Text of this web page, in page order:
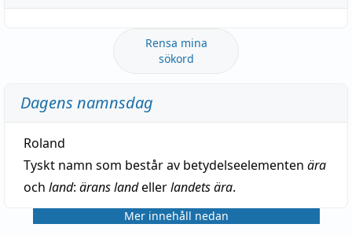
Rensa mina
sökord
Dagens namnsdag
Roland
Tyskt namn som består av betydelseelementen ära
och land: ärans landellerlandets ära.
Mer innehåll nedan